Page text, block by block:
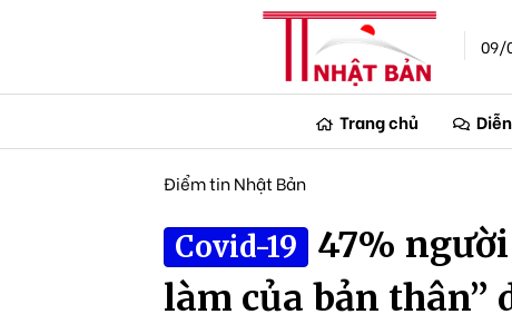
09/
Trang chủ
Điểm tin Nhật Bản
Covid-19
47%
làm của bản thân”